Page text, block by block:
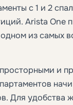
с 1 и 2
Arista One
из самых
и
Для удобства